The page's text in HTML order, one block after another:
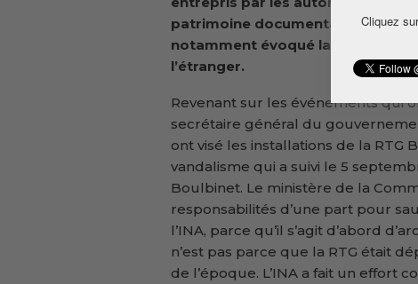
patrimoine documentaire de la
notamment évoqué la
l’étranger.
Revenant sur les événements qui
secrétaire général du
ont visé les installations de la RTG
vandalisme qui a suivi le 5
Boulbinet. Le ministère de la
responsabilités d’une part pour
l’INA, parce qu’il s’agit d’abord
n’est pas parce que la RTG était
de l’époque. L’INA a fait un effort
Cliquez